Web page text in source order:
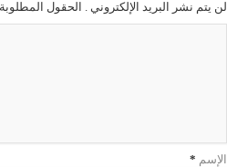
لن يتم نشر البريد الإلكتروني . الحقول
الإسم *